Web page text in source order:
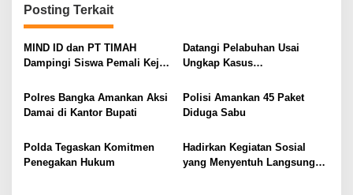
g
a
s
i
p
o
Posting Terkait
MIND ID dan PT TIMAH
Dampingi Siswa Pemali Kejar
Datangi Pelabuhan Usai
Ungkap Kasus
Polres Bangka Amankan Aksi
Damai di Kantor Bupati
Polisi Amankan 45 Paket
Diduga Sabu
Polda Tegaskan Komitmen
Penegakan Hukum
Hadirkan Kegiatan Sosial
yang Menyentuh Langsung